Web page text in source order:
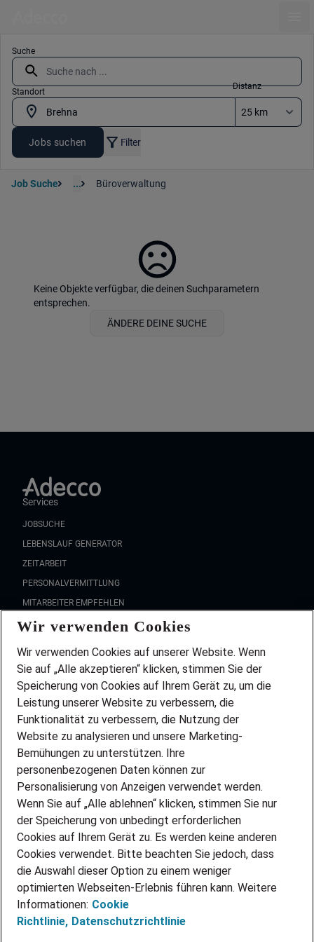
Suche
Standort
Distanz
Jobs suchen Filter
Job Suche ... Büroverwaltung
Keine Objekte verfügbar, die deinen Suchparametern
entsprechen.
ÄNDERE DEINE SUCHE
Services
JOBSUCHE
LEBENSLAUF GENERATOR
ZEITARBEIT
PERSONALVERMITTLUNG
MITARBEITER EMPFEHLEN
FAQ
Wir stellen ein!
DEINE BERUFSGRUPPE
DEINE LEBENSSITUATION
PARTNERSHIP WITH AIRBUS
INITIATIV BEWERBEN
ÜBER UNS
STANDORTE
BLOG
PRESSE
KONTAKT
@Adecco 2026
IMPRESSUM
DATENSCHUTZ
Wir verwenden Cookies
Wir verwenden Cookies auf unserer Website. Wenn
Sie auf „Alle akzeptieren“ klicken, stimmen Sie der
Speicherung von Cookies auf Ihrem Gerät zu, um die
Leistung unserer Website zu verbessern, die
Funktionalität zu verbessern, die Nutzung der
Website zu analysieren und unsere Marketing-
Bemühungen zu unterstützen. Ihre
personenbezogenen Daten können zur
Personalisierung von Anzeigen verwendet werden.
Wenn Sie auf „Alle ablehnen“ klicken, stimmen Sie nur
der Speicherung von unbedingt erforderlichen
Cookies auf Ihrem Gerät zu. Es werden keine anderen
Cookies verwendet. Bitte beachten Sie jedoch, dass
die Auswahl dieser Option zu einem weniger
optimierten Webseiten-Erlebnis führen kann. Weitere
Informationen: Cookie
Richtlinie, Datenschutzrichtlinie